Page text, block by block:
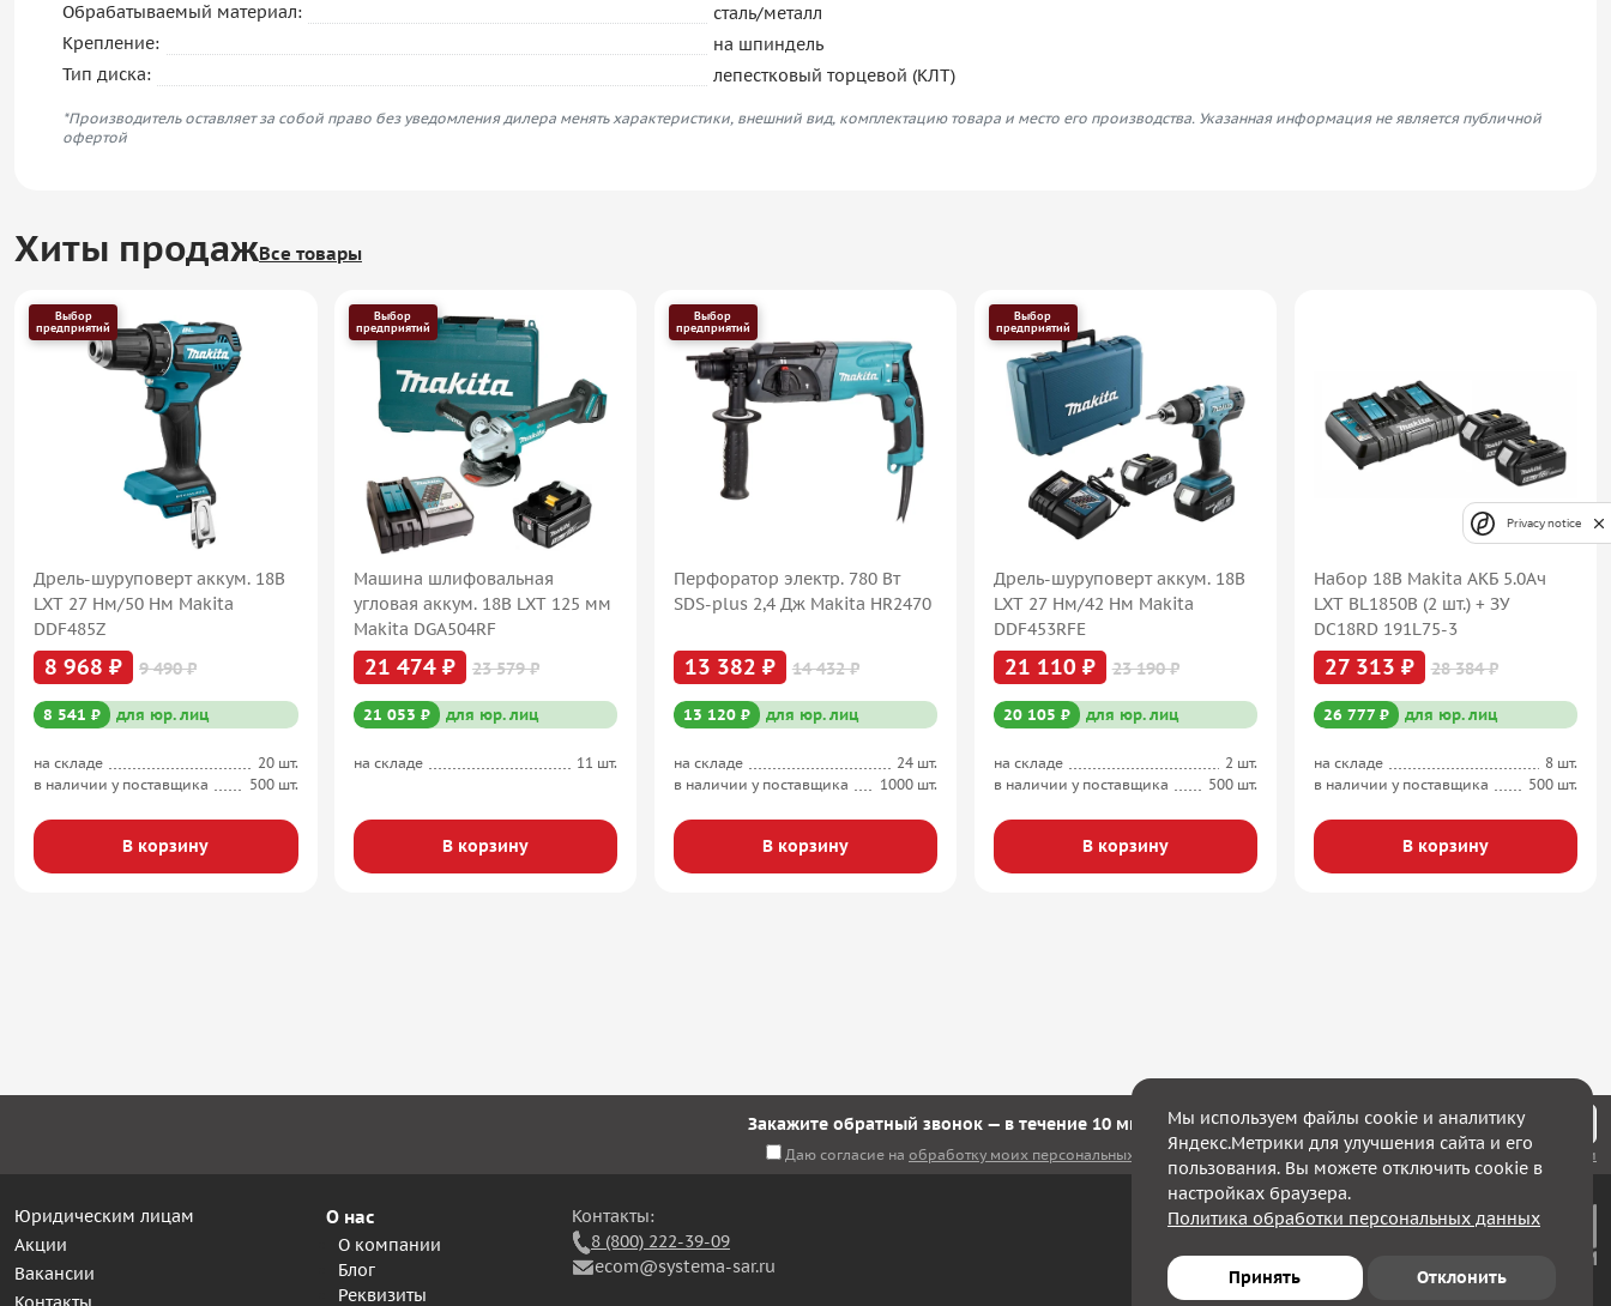
Обрабатываемый материал:
сталь/металл
Крепление:
на шпиндель
Тип диска:
лепестковый торцевой (КЛТ)
*Производитель оставляет за собой право без уведомления дилера менять характеристики, внешний вид, комплектацию товара и место его производства. Указанная информация не является публичной
офертой
Хиты продажВсе товары
Выбор
предприятий
Дрель-шуруповерт аккум. 18В
LXT 27 Нм/50 Нм Makita
DDF485Z
8 968 ₽ 9 490 ₽
8 541 ₽ для юр. лиц
на складе
20 шт.
в наличии у поставщика
500 шт.
В корзину
Выбор
предприятий
Машина шлифовальная
угловая аккум. 18В LXT 125 мм
Makita DGA504RF
21 474 ₽ 23 579 ₽
21 053 ₽ для юр. лиц
на складе 11 шт.
В корзину
Выбор
предприятий
Перфоратор электр. 780 Вт
SDS-plus 2,4 Дж Makita HR2470
13 382 ₽ 14 432 ₽
13 120 ₽ для юр. лиц
на складе
24 шт.
в наличии у поставщика
1000 шт.
В корзину
Выбор
предприятий
Дрель-шуруповерт аккум. 18В
LXT 27 Нм/42 Нм Makita
DDF453RFE
21 110 ₽ 23 190 ₽
20 105 ₽ для юр. лиц
на складе
2 шт.
в наличии у поставщика
500 шт.
В корзину
Набор 18В Makita АКБ 5.0Ач
LXT BL1850B (2 шт.) + ЗУ
DC18RD 191L75-3
27 313 ₽ 28 384 ₽
26 777 ₽ для юр. лиц
на складе
8 шт.
в наличии у поставщика
500 шт.
В корзину
Закажите обратный звонок — в течение 10 минут мы с Вами свяжемся!
Даю согласие на обработку моих персональных данных, а также соглашаюсь с политикой конфиденциальности
Юридическим лицам
Акции
Вакансии
О нас
О компании
Блог
Реквизиты
Контакты:
8 (800) 222-39-09
ecom@systema-sar.ru
Мы используем файлы cookie и аналитику
Яндекс.Метрики для улучшения сайта и его
пользования. Вы можете отключить cookie в
настройках браузера.
Политика обработки персональных данных
Принять Отклонить
Privacy notice